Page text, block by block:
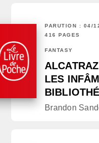
PARUTION : 04/
416 PAGES
FANTASY
LES
Brandon